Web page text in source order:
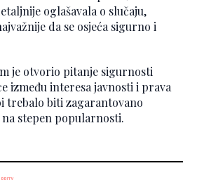
oglašavala o slučaju,
da se osjeća sigurno i
je otvorio pitanje sigurnosti
između interesa javnosti i prava
trebalo biti zagarantovano
na stepen popularnosti.